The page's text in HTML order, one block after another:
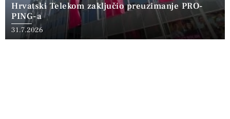
Hrvatski Telekom zaključio preuzimanje PRO-
PING-a
31.7.2026